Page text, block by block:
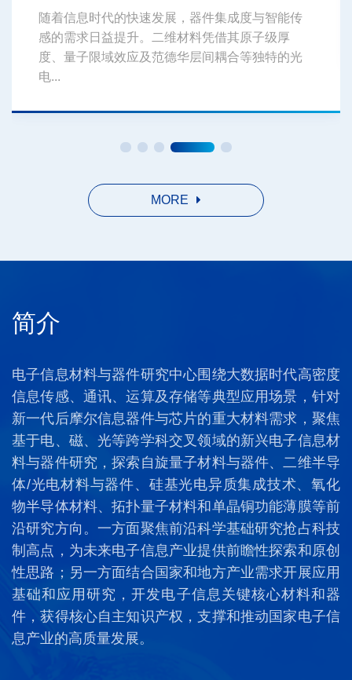
随着信息时代的快速发展，器件集成度与智能传
感的需求日益提升。二维材料凭借其原子级厚
度、量子限域效应及范德华层间耦合等独特的光
电...
MORE
简介
电子信息材料与器件研究中心围绕大数据时代高密度
信息传感、通讯、运算及存储等典型应用场景，针对
新一代后摩尔信息器件与芯片的重大材料需求，聚焦
基于电、磁、光等跨学科交叉领域的新兴电子信息材
料与器件研究，探索自旋量子材料与器件、二维半导
体/光电材料与器件、硅基光电异质集成技术、氧化
物半导体材料、拓扑量子材料和单晶铜功能薄膜等前
沿研究方向。一方面聚焦前沿科学基础研究抢占科技
制高点，为未来电子信息产业提供前瞻性探索和原创
性思路；另一方面结合国家和地方产业需求开展应用
基础和应用研究，开发电子信息关键核心材料和器
件，获得核心自主知识产权，支撑和推动国家电子信
息产业的高质量发展。